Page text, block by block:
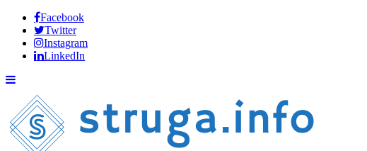
Facebook
Twitter
Instagram
LinkedIn